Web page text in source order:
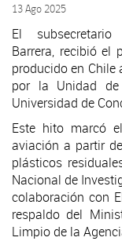
13 Ago 2025
El
Barrera, recibió el
producido en Chile
por la Unidad de
Universidad de
Este hito marcó
aviación a partir
plásticos
Nacional de
colaboración con
respaldo del
Limpio de la